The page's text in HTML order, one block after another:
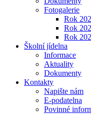
Fotogalerie
Rok
Rok
Rok
Školní jídelna
Informace
Aktuality
Dokumenty
Kontakty
Napište nám
E-podatelna
Povinné